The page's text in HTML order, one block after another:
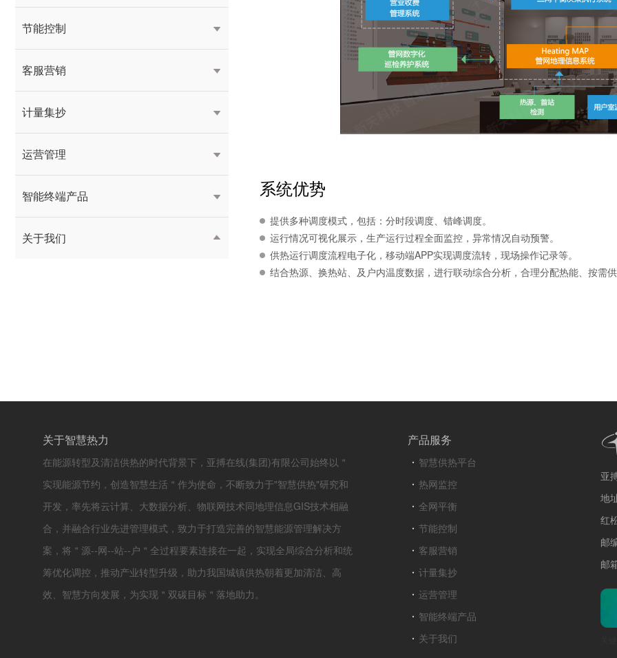
节能控制 
客服营销 
计量集抄 
运营管理 
智能终端产品 
关于我们 
系统优势
提供多种调度模式，包括：分时段调度、错峰调度。
运行情况可视化展示，生产运行过程全面监控，异常情况自动预警。
供热运行调度流程电子化，移动端APP实现调度流转，现场操作记录等。
结合热源、换热站、及户内温度数据，进行联动综合分析，合理分配热能、按需